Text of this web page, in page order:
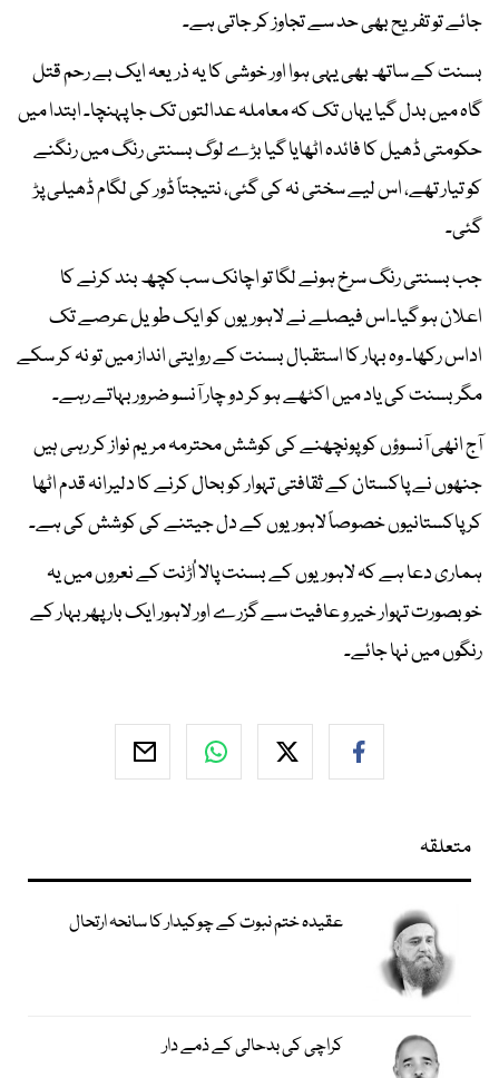
جائے تو تفریح بھی حد سے تجاوز کر جاتی ہے۔
بسنت کے ساتھ بھی یہی ہوا اور خوشی کا یہ ذریعہ ایک بے رحم قتل
گاہ میں بدل گیا یہاں تک کہ معاملہ عدالتوں تک جا پہنچا۔ ابتدا میں
حکومتی ڈھیل کا فائدہ اٹھایا گیا بڑے لوگ بسنتی رنگ میں رنگنے
کو تیار تھے، اس لیے سختی نہ کی گئی، نتیجتاً ڈور کی لگام ڈھیلی پڑ
گئی۔
جب بسنتی رنگ سرخ ہونے لگا تو اچانک سب کچھ بند کرنے کا
اعلان ہو گیا۔اس فیصلے نے لاہوریوں کو ایک طویل عرصے تک
اداس رکھا۔ وہ بہار کا استقبال بسنت کے روایتی انداز میں تو نہ کر سکے
مگر بسنت کی یاد میں اکٹھے ہو کر دو چار آنسو ضرور بہاتے رہے۔
آج انھی آنسوؤں کو پونچھنے کی کوشش محترمہ مریم نواز کر رہی ہیں
جنھوں نے پاکستان کے ثقافتی تہوار کو بحال کرنے کا دلیرانہ قدم اٹھا
کر پاکستانیوں خصوصاً لاہوریوں کے دل جیتنے کی کوشش کی ہے۔
ہماری دعا ہے کہ لاہوریوں کے بسنت پالا اُڑنت کے نعروں میں یہ
خوبصورت تہوار خیر و عافیت سے گزرے اور لاہور ایک بار پھر بہار کے
رنگوں میں نہا جائے۔
متعلقہ
عقیدہ ختم نبوت کے چوکیدار کا سانحہ ارتحال
کراچی کی بدحالی کے ذمے دار